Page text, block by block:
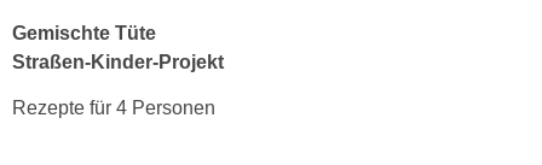
Gemischte Tüte
Straßen-Kinder-Projekt
Rezepte für 4 Personen